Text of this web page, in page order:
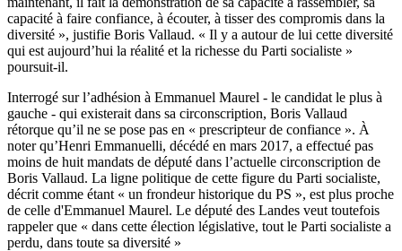
capacité à faire confiance, à écouter, à tisser des compromis dans la
diversité », justifie Boris Vallaud. « Il y a autour de lui cette diversité
qui est aujourd’hui la réalité et la richesse du Parti socialiste »
poursuit-il.
Interrogé sur l’adhésion à Emmanuel Maurel - le candidat le plus à
gauche - qui existerait dans sa circonscription, Boris Vallaud
rétorque qu’il ne se pose pas en « prescripteur de confiance ». À
noter qu’Henri Emmanuelli, décédé en mars 2017, a effectué pas
moins de huit mandats de député dans l’actuelle circonscription de
Boris Vallaud. La ligne politique de cette figure du Parti socialiste,
décrit comme étant « un frondeur historique du PS », est plus proche
de celle d'Emmanuel Maurel. Le député des Landes veut toutefois
rappeler que « dans cette élection législative, tout le Parti socialiste a
perdu, dans toute sa diversité »